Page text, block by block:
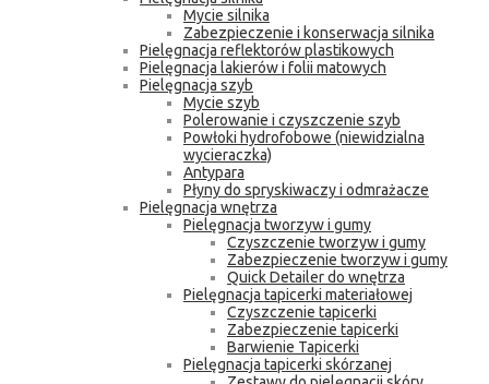
Mycie silnika
Zabezpieczenie i konserwacja silnika
Pielęgnacja reflektorów plastikowych
Pielęgnacja lakierów i folii matowych
Pielęgnacja szyb
Mycie szyb
Polerowanie i czyszczenie szyb
Powłoki hydrofobowe (niewidzialna
wycieraczka)
Antypara
Płyny do spryskiwaczy i odmrażacze
Pielęgnacja wnętrza
Pielęgnacja tworzyw i gumy
Czyszczenie tworzyw i gumy
Zabezpieczenie tworzyw i gumy
Quick Detailer do wnętrza
Pielęgnacja tapicerki materiałowej
Czyszczenie tapicerki
Zabezpieczenie tapicerki
Barwienie Tapicerki
Pielęgnacja tapicerki skórzanej